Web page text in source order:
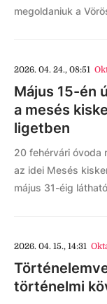
megoldaniuk a
2026. 04. 24., 08:51
Május 15-én
a mesés
ligetben
20 fehérvári óvoda
az idei Mesés
május 31-éig
2026. 04. 15., 14:31
történelmi